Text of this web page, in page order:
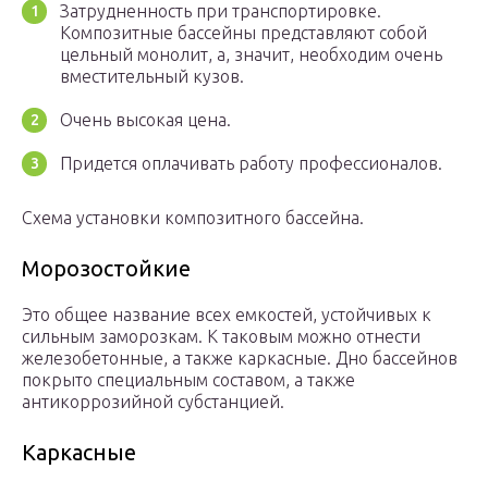
Затрудненность при транспортировке.
Композитные бассейны представляют собой
цельный монолит, а, значит, необходим очень
вместительный кузов.
Очень высокая цена.
Придется оплачивать работу профессионалов.
Схема установки композитного бассейна.
Морозостойкие
Это общее название всех емкостей, устойчивых к
сильным заморозкам. К таковым можно отнести
железобетонные, а также каркасные. Дно бассейнов
покрыто специальным составом, а также
антикоррозийной субстанцией.
Каркасные